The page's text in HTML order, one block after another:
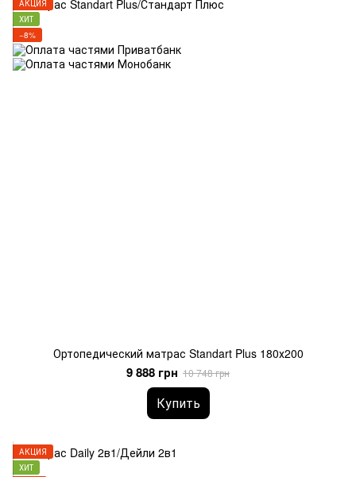
АКЦИЯ
ХИТ
−8%
Ортопедический матрас Standart Plus 180х200
9 888 грн 10 748 грн
Купить
АКЦИЯ
ХИТ